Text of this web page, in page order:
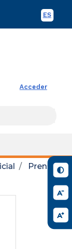
ES
Acceder
Prensa